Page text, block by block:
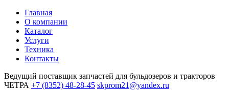
Главная
О компании
Каталог
Услуги
Техника
Контакты
Ведущий поставщик запчастей для бульдозеров и тракторов
ЧЕТРА +7 (8352) 48-28-45 skprom21@yandex.ru